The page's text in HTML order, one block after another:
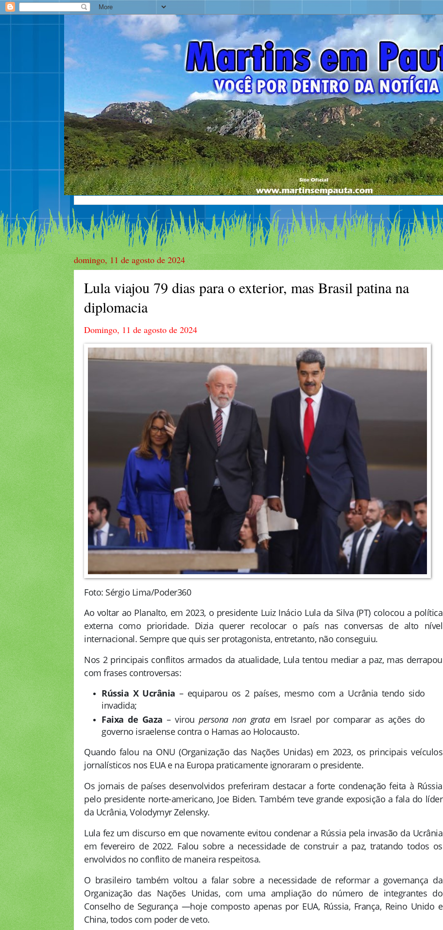
domingo, 11 de agosto de 2024
Lula viajou 79 dias para o exterior, mas Brasil patina na
diplomacia
Domingo, 11 de agosto de 2024
Foto: Sérgio Lima/Poder360
Ao voltar ao Planalto, em 2023, o presidente Luiz Inácio Lula da Silva (PT) colocou a política
externa como prioridade. Dizia querer recolocar o país nas conversas de alto nível
internacional. Sempre que quis ser protagonista, entretanto, não conseguiu.
Nos 2 principais conflitos armados da atualidade, Lula tentou mediar a paz, mas derrapou
com frases controversas:
Rússia X Ucrânia – equiparou os 2 países, mesmo com a Ucrânia tendo sido
invadida;
Faixa de Gaza – viroupersona non grataem Israel por comparar as ações do
governo israelense contra o Hamas ao Holocausto.
Quando falou na ONU (Organização das Nações Unidas) em 2023, os principais veículos
jornalísticos nos EUA e na Europa praticamente ignoraram o presidente.
Os jornais de países desenvolvidos preferiram destacar a forte condenação feita à Rússia
pelo presidente norte-americano, Joe Biden. Também teve grande exposição a fala do líder
da Ucrânia, Volodymyr Zelensky.
Lula fez um discurso em que novamente evitou condenar a Rússia pela invasão da Ucrânia
em fevereiro de 2022. Falou sobre a necessidade de construir a paz, tratando todos os
envolvidos no conflito de maneira respeitosa.
O brasileiro também voltou a falar sobre a necessidade de reformar a governança da
Organização das Nações Unidas, com uma ampliação do número de integrantes do
Conselho de Segurança —hoje composto apenas por EUA, Rússia, França, Reino Unido e
China, todos com poder de veto.